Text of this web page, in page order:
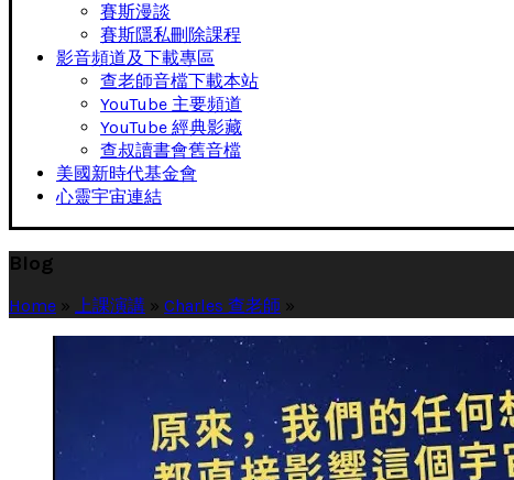
賽斯漫談
賽斯隱私刪除課程
影音頻道及下載專區
查老師音檔下載本站
YouTube 主要頻道
YouTube 經典影藏
查叔讀書會舊音檔
美國新時代基金會
心靈宇宙連結
Blog
Home » 上課演講 » Charles 查老師 »